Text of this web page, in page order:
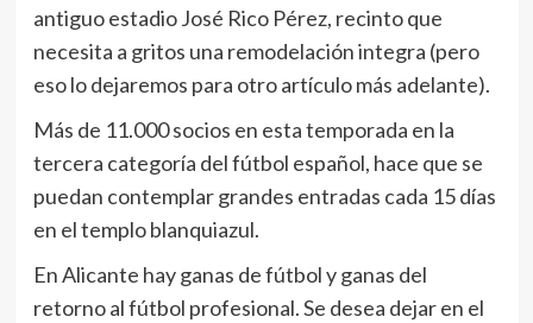
antiguo estadio José Rico Pérez, recinto que
necesita a gritos una remodelación integra (pero
eso lo dejaremos para otro artículo más adelante).
Más de 11.000 socios en esta temporada en la
tercera categoría del fútbol español, hace que se
puedan contemplar grandes entradas cada 15 días
en el templo blanquiazul.
En Alicante hay ganas de fútbol y ganas del
retorno al fútbol profesional. Se desea dejar en el